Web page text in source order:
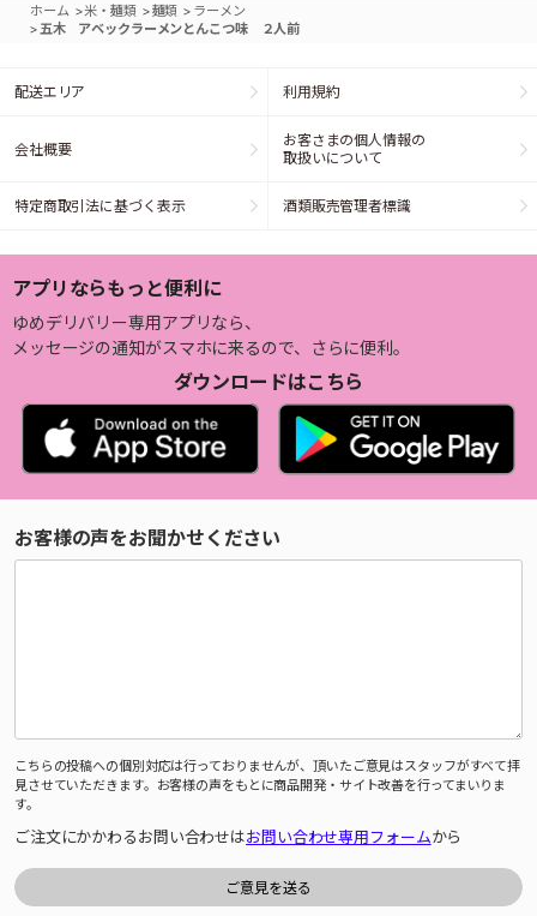
ホーム >米・麺類 >麺類 > ラーメン
> 五木 アベックラーメンとんこつ味 ２人前
配送エリア 利用規約
会社概要
お客さまの個人情報の
取扱いについて
特定商取引法に基づく表示 酒類販売管理者標識
アプリならもっと便利に
ゆめデリバリー専用アプリなら、
メッセージの通知がスマホに来るので、さらに便利。
ダウンロードはこちら
お客様の声をお聞かせください
こちらの投稿への個別対応は行っておりませんが、頂いたご意見はスタッフがすべて拝
見させていただきます。お客様の声をもとに商品開発・サイト改善を行ってまいりま
す。
ご注文にかかわるお問い合わせはお問い合わせ専用フォームから